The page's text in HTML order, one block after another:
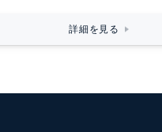
詳細を見る